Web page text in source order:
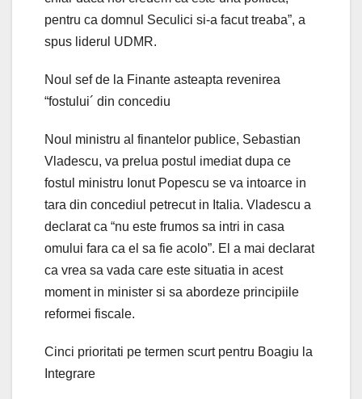
pentru ca domnul Seculici si-a facut treaba”, a
spus liderul UDMR.
Noul sef de la Finante asteapta revenirea
“fostului´ din concediu
Noul ministru al finantelor publice, Sebastian
Vladescu, va prelua postul imediat dupa ce
fostul ministru Ionut Popescu se va intoarce in
tara din concediul petrecut in Italia. Vladescu a
declarat ca “nu este frumos sa intri in casa
omului fara ca el sa fie acolo”. El a mai declarat
ca vrea sa vada care este situatia in acest
moment in minister si sa abordeze principiile
reformei fiscale.
Cinci prioritati pe termen scurt pentru Boagiu la
Integrare